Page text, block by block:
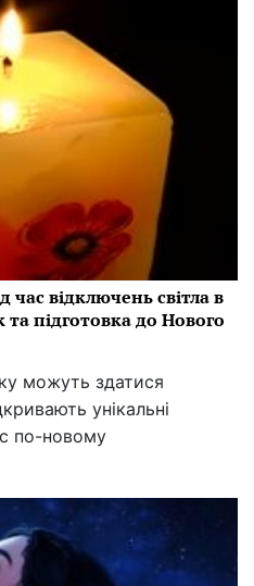
відключень світла в
підготовка до Нового
можуть здатися
унікальні
по-новому